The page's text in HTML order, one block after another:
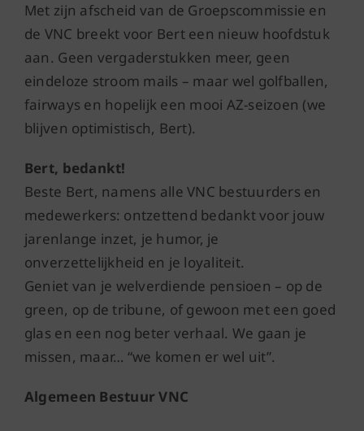
Met zijn afscheid van de Groepscommissie en
de VNC breekt voor Bert een nieuw hoofdstuk
aan. Geen vergaderstukken meer, geen
eindeloze stroom mails – maar wel golfballen,
fairways en hopelijk een mooi AZ-seizoen (we
blijven optimistisch, Bert).
Bert, bedankt!
Beste Bert, namens alle VNC bestuurders en
medewerkers: ontzettend bedankt voor jouw
jarenlange inzet, je humor, je
onverzettelijkheid en je loyaliteit.
Geniet van je welverdiende pensioen – op de
green, op de tribune, of gewoon met een goed
glas en een nog beter verhaal. We gaan je
missen, maar… “we komen er wel uit”.
Algemeen Bestuur VNC